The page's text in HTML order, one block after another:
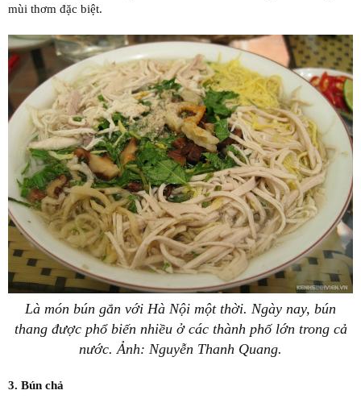
mùi thơm đặc biệt.
Là món bún gắn với Hà Nội một thời. Ngày nay, bún
thang được phổ biến nhiều ở các thành phố lớn trong cả
nước. Ảnh: Nguyễn Thanh Quang.
3. Bún chả